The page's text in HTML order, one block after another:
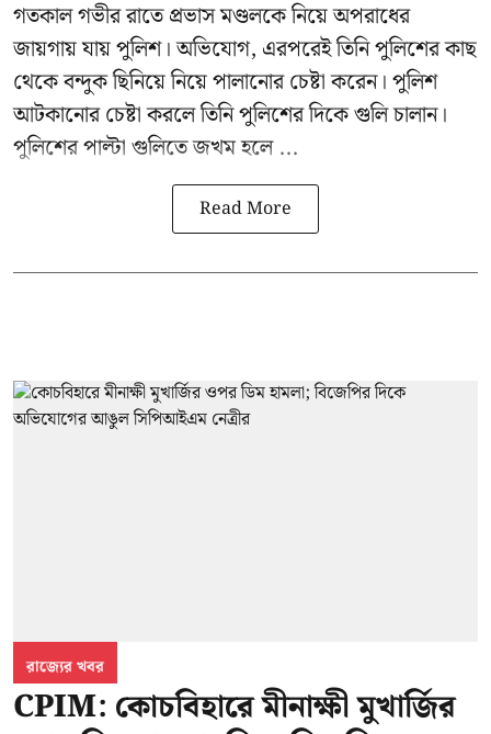
গতকাল গভীর রাতে প্রভাস মণ্ডলকে নিয়ে অপরাধের
জায়গায় যায় পুলিশ। অভিযোগ, এরপরেই তিনি পুলিশের কাছ
থেকে বন্দুক ছিনিয়ে নিয়ে পালানোর চেষ্টা করেন। পুলিশ
আটকানোর চেষ্টা করলে তিনি পুলিশের দিকে গুলি চালান।
পুলিশের পাল্টা গুলিতে জখম হলে ...
Read More
রাজ্যের খবর
CPIM: কোচবিহারে মীনাক্ষী মুখার্জির